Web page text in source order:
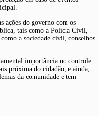
ações do governo com os
tais como a Polícia Civil,
a sociedade civil, conselhos
importância no controle
próxima do cidadão, e ainda,
da comunidade e tem